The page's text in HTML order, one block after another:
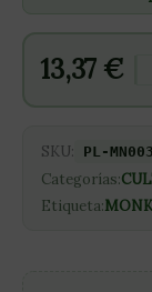
13,37 €
SKU: PL-
Categorías:
Etiqueta: